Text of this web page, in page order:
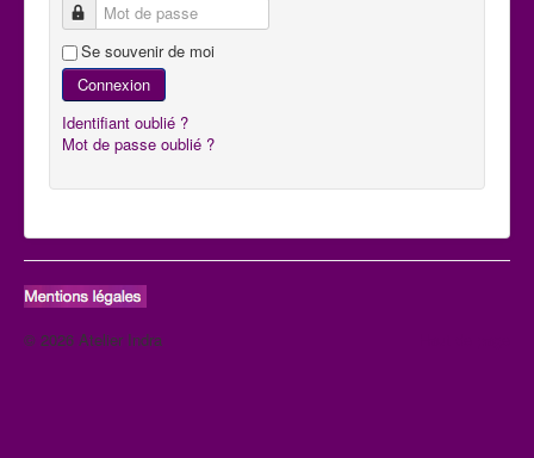
Mot de passe
Se souvenir de moi
Connexion
Identifiant oublié ?
Mot de passe oublié ?
© 2026 Atelier Indra